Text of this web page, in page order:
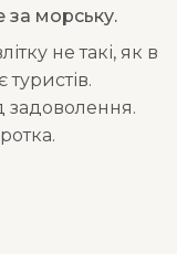
за морську.
не такі, як в